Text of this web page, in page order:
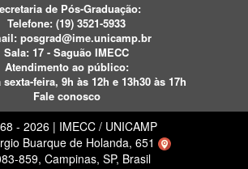
de Pós-Graduação:
Telefone: (19) 3521-5933
posgrad@ime.unicamp.br
Sala: 17 - Saguão IMECC
Atendimento ao público:
feira, 9h às 12h e 13h30 às 17h
Fale conosco
- 2026 | IMECC / UNICAMP
Buarque de Holanda, 651
859, Campinas, SP, Brasil